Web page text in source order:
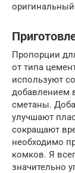
Пропорции
от типа
используют
добавлением
сметаны.
улучшают
сокращают
необходимо
комков. Я
значительно